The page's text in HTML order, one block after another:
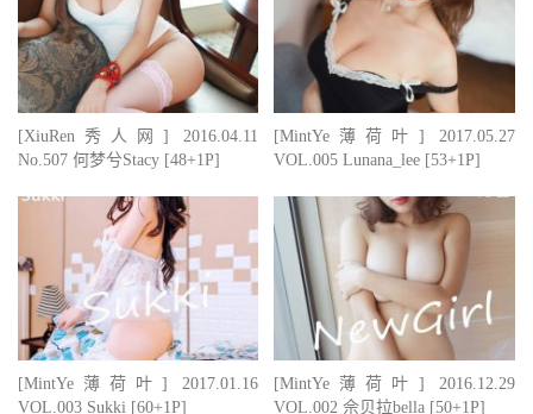
[XiuRen秀人网] 2016.04.11
No.507 何梦兮Stacy [48+1P]
[MintYe薄荷叶] 2017.05.27
VOL.005 Lunana_lee [53+1P]
[MintYe薄荷叶] 2017.01.16
VOL.003 Sukki [60+1P]
[MintYe薄荷叶] 2016.12.29
VOL.002 佘贝拉bella [50+1P]